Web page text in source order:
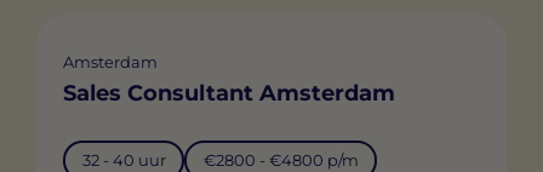
Amsterdam
Sales Consultant Amsterdam
32 - 40 uur €2800 - €4800 p/m